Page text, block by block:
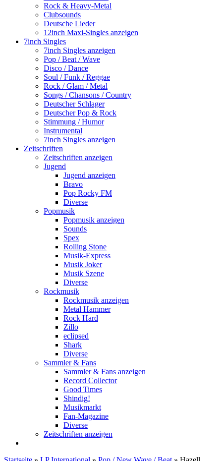
Rock & Heavy-Metal
Clubsounds
Deutsche Lieder
12inch Maxi-Singles anzeigen
7inch Singles
7inch Singles anzeigen
Pop / Beat / Wave
Disco / Dance
Soul / Funk / Reggae
Rock / Glam / Metal
Songs / Chansons / Country
Deutscher Schlager
Deutscher Pop & Rock
Stimmung / Humor
Instrumental
7inch Singles anzeigen
Zeitschriften
Zeitschriften anzeigen
Jugend
Jugend anzeigen
Bravo
Pop Rocky FM
Diverse
Popmusik
Popmusik anzeigen
Sounds
Spex
Rolling Stone
Musik-Express
Musik Joker
Musik Szene
Diverse
Rockmusik
Rockmusik anzeigen
Metal Hammer
Rock Hard
Zillo
eclipsed
Shark
Diverse
Sammler & Fans
Sammler & Fans anzeigen
Record Collector
Good Times
Shindig!
Musikmarkt
Fan-Magazine
Diverse
Zeitschriften anzeigen